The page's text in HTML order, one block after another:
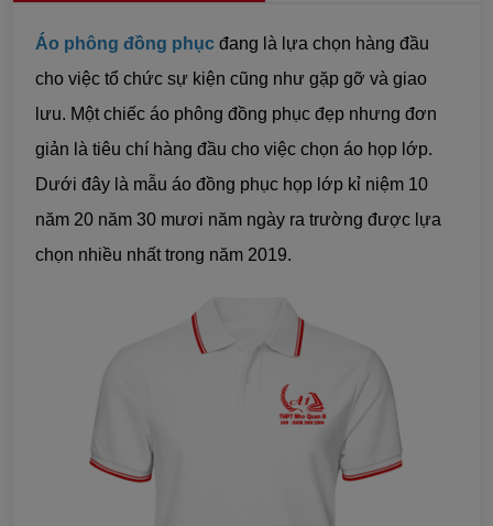
Áo phông đồng phục đang là lựa chọn hàng đầu
cho việc tổ chức sự kiện cũng như gặp gỡ và giao
lưu. Một chiếc áo phông đồng phục đẹp nhưng đơn
giản là tiêu chí hàng đầu cho việc chọn áo họp lớp.
Dưới đây là mẫu áo đồng phục họp lớp kỉ niệm 10
năm 20 năm 30 mươi năm ngày ra trường được lựa
chọn nhiều nhất trong năm 2019.